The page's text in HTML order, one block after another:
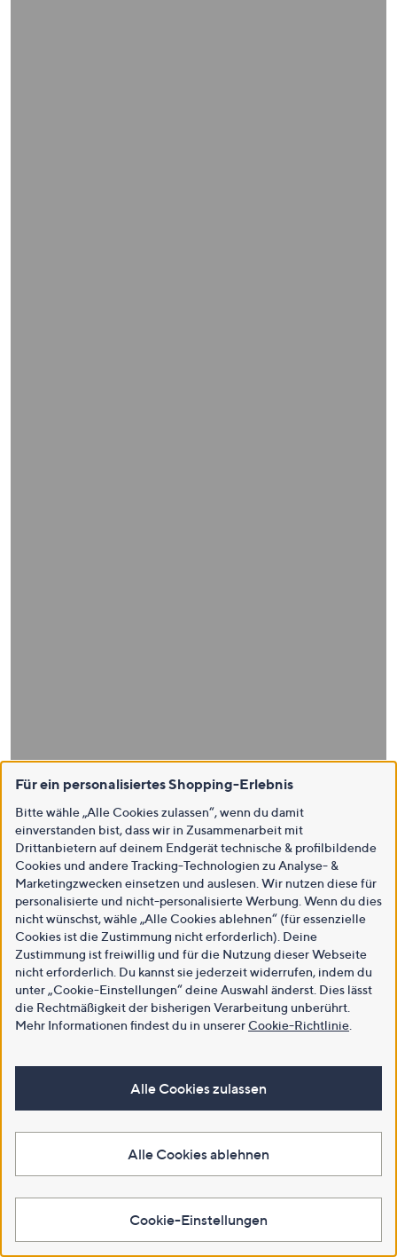
Für ein personalisiertes Shopping-Erlebnis
Bitte wähle „Alle Cookies zulassen“, wenn du damit
einverstanden bist, dass wir in Zusammenarbeit mit
Drittanbietern auf deinem Endgerät technische & profilbildende
Cookies und andere Tracking-Technologien zu Analyse- &
Marketingzwecken einsetzen und auslesen. Wir nutzen diese für
personalisierte und nicht-personalisierte Werbung. Wenn du dies
nicht wünschst, wähle „Alle Cookies ablehnen“ (für essenzielle
Cookies ist die Zustimmung nicht erforderlich). Deine
Zustimmung ist freiwillig und für die Nutzung dieser Webseite
nicht erforderlich. Du kannst sie jederzeit widerrufen, indem du
unter „Cookie-Einstellungen“ deine Auswahl änderst. Dies lässt
die Rechtmäßigkeit der bisherigen Verarbeitung unberührt.
Mehr Informationen findest du in unsererCookie-Richtlinie
Alle Cookies zulassen
Alle Cookies ablehnen
Cookie-Einstellungen